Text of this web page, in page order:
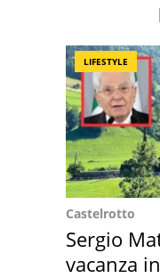
LIFESTYLE
Castelrotto
Sergio
vacanza